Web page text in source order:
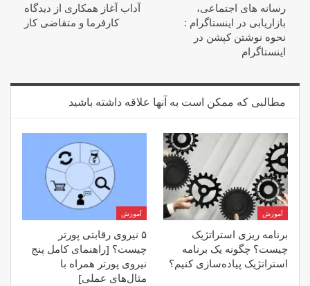
رسانه های اجتماعی،
بازاریابی در اینستاگرام :
نحوه نوشتن کپشن در
اینستاگرام
آداب آغاز همکاری از دیدگاه
کارفرما و متقاضی کار
مطالبی که ممکن است به آنها علاقه داشته باشید
آموزش
برنامه ریزی استراتژیک
چیست؟ چگونه یک برنامه
استراتژیک پیاده‌سازی کنیم؟
آموزش
۵ نیروی رقابتی پورتر
چیست؟ [راهنمای کامل پنج
نیروی پورتر همراه با
مثال‌های عملی]